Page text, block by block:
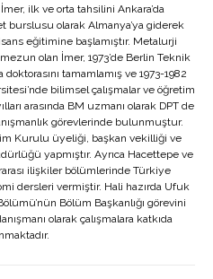
İmer, ilk ve orta tahsilini Ankara’da
burslusu olarak Almanya’ya giderek
eğitimine başlamıştır. Metalurji
olan İmer, 1973’de Berlin Teknik
tamamlamış ve 1973-1982
bilimsel çalışmalar ve öğretim
arasında BM uzmanı olarak DPT de
görevlerinde bulunmuştur.
Kurulu üyeliği, başkan vekilliği ve
yapmıştır. Ayrıca Hacettepe ve
ilişkiler bölümlerinde Türkiye
dersleri vermiştir. Hali hazırda Ufuk
Bölüm Başkanlığı görevini
olarak çalışmalara katkıda